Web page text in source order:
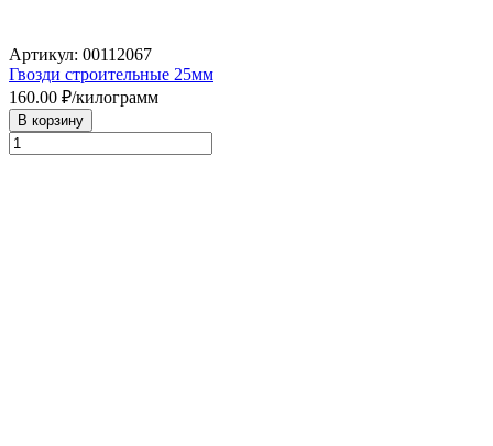
Артикул: 00112067
Гвозди строительные 25мм
160.00 ₽/килограмм
В корзину